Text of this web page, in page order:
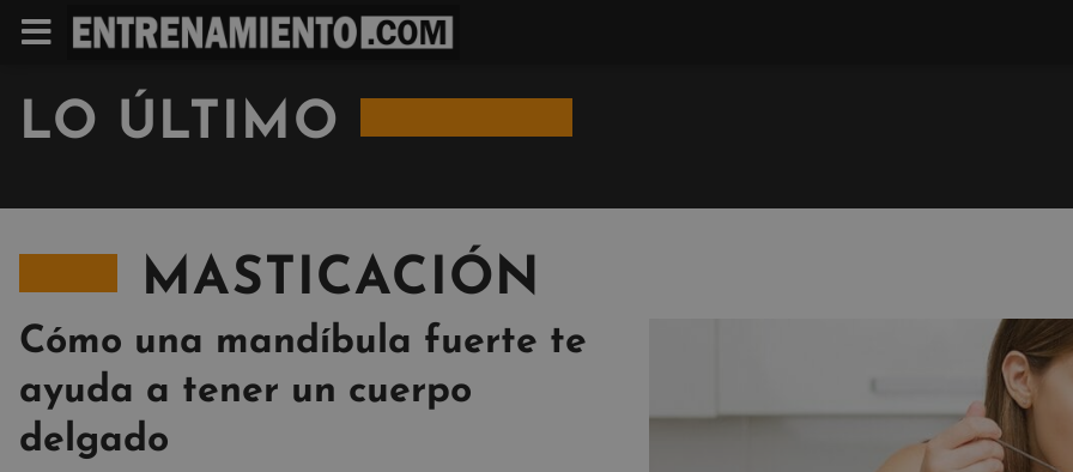
LO ÚLTIMO
MASTICACIÓN
Cómo una mandíbula fuerte te
ayuda a tener un cuerpo
delgado